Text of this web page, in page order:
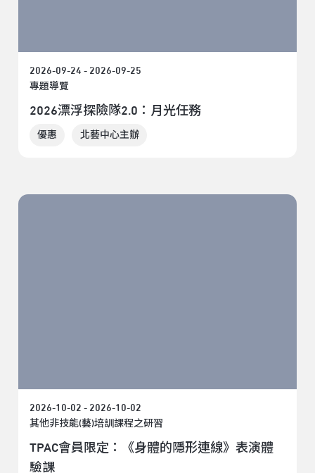
2026-09-24 - 2026-09-25
專題導覽
2026漂浮探險隊2.0：月光任務
優惠 北藝中心主辦
2026-10-02 - 2026-10-02
其他非技能(藝)培訓課程之研習
TPAC會員限定：《身體的隱形連線》表演體
驗課